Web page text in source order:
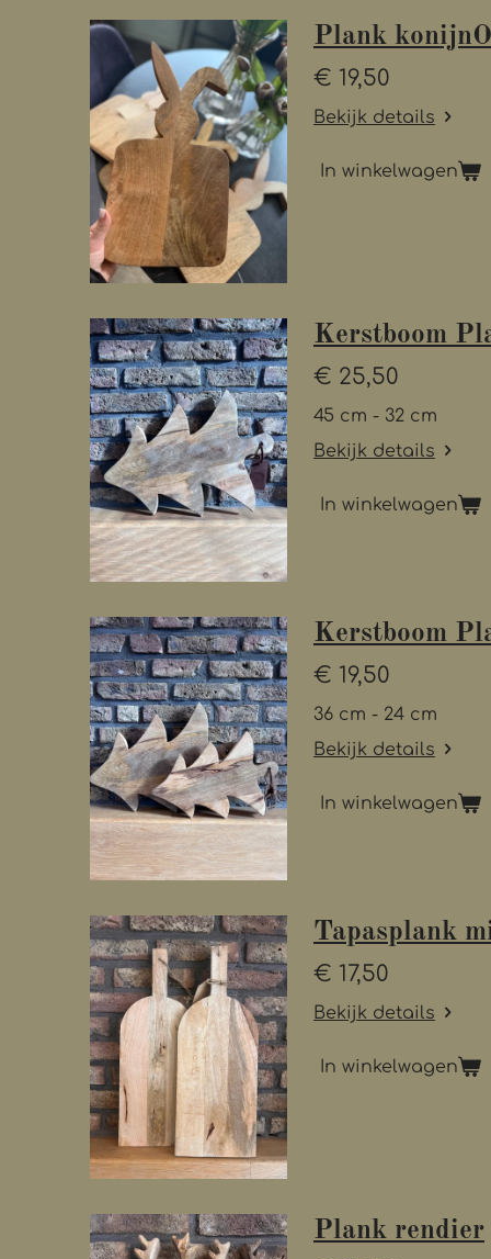
Plank
€ 19,50
Bekijk details
In winkelwagen
Kerstboom
€ 25,50
45 cm - 32 cm
Bekijk details
In winkelwagen
Kerstboom
€ 19,50
36 cm - 24 cm
Bekijk details
In winkelwagen
Tapasplank
€ 17,50
Bekijk details
In winkelwagen
Plank rendier